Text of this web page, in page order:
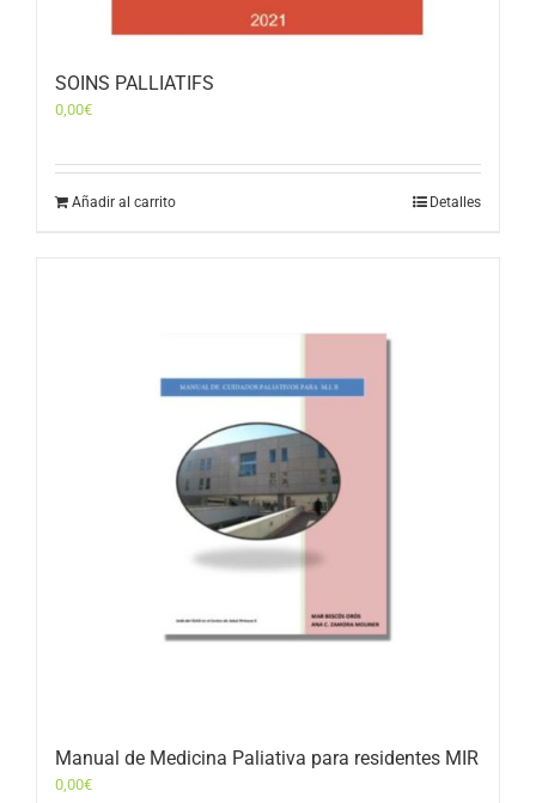
SOINS PALLIATIFS
0,00€
Añadir al carrito Detalles
Manual de Medicina Paliativa para residentes MIR
0,00€